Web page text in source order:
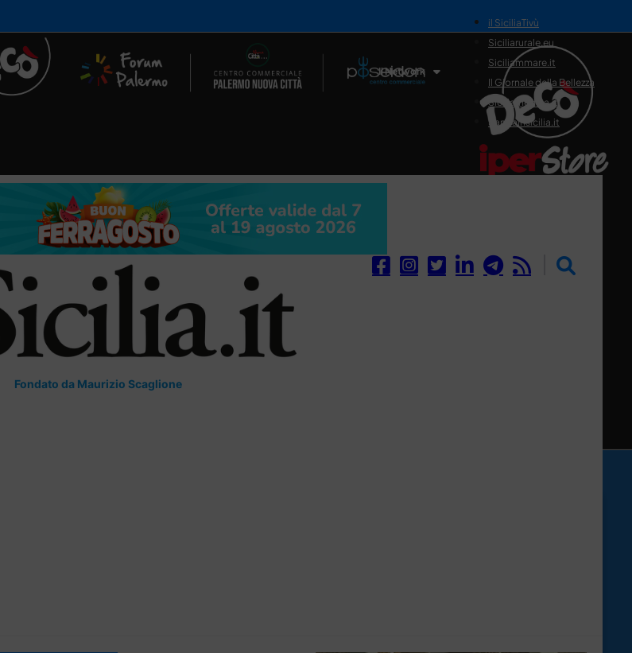
Il Network
il SiciliaTivù
Siciliarurale.eu
Siciliammare.it
Il Giornale della Bellezza
Siciliamedica.it
Sanitainsicilia.it
Fondato da Maurizio Scaglione